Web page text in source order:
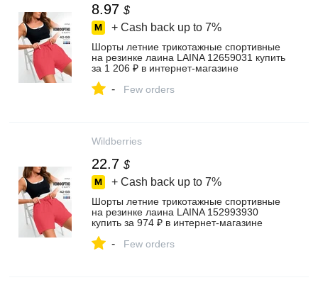
8.97 $
+ Cash back up to 7%
Шорты летние трикотажные спортивные
на резинке лаина LAINA 12659031 купить
за 1 206 ₽ в интернет‑магазине
- Few orders
Wildberries
22.7 $
+ Cash back up to 7%
Шорты летние трикотажные спортивные
на резинке лаина LAINA 152993930
купить за 974 ₽ в интернет‑магазине
- Few orders